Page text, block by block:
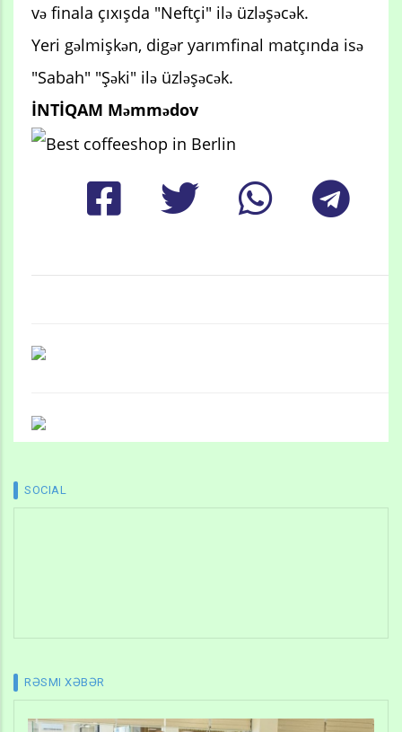
və finala çıxışda "Neftçi" ilə üzləşəcək.
Yeri gəlmişkən, digər yarımfinal matçında isə
"Sabah" "Şəki" ilə üzləşəcək.
İNTİQAM Məmmədov
SOCIAL
RƏSMI XƏBƏR